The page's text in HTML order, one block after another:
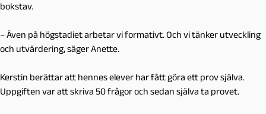
bokstav.
– Även på högstadiet arbetar vi formativt. Och vi tänker utveckling
och utvärdering, säger Anette.
Kerstin berättar att hennes elever har fått göra ett prov själva.
Uppgiften var att skriva 50 frågor och sedan själva ta provet.